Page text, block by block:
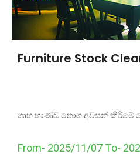
Furniture Stock
ගෘහ භාණ්ඩ තොග අවසන් කිරීමේ
From- 2025/11/07 To-